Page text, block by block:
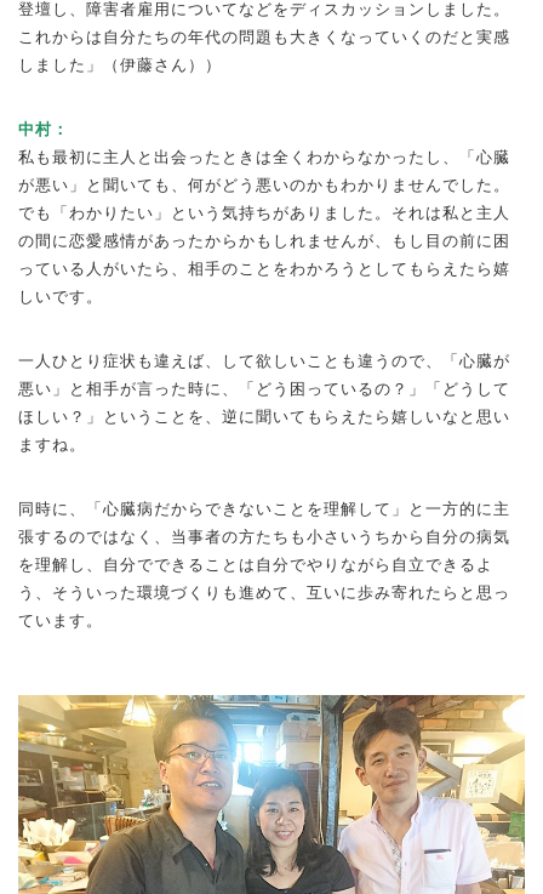
登壇し、障害者雇用についてなどをディスカッションしました。
これからは自分たちの年代の問題も大きくなっていくのだと実感
しました」（伊藤さん））
中村：
私も最初に主人と出会ったときは全くわからなかったし、「心臓
が悪い」と聞いても、何がどう悪いのかもわかりませんでした。
でも「わかりたい」という気持ちがありました。それは私と主人
の間に恋愛感情があったからかもしれませんが、もし目の前に困
っている人がいたら、相手のことをわかろうとしてもらえたら嬉
しいです。
一人ひとり症状も違えば、して欲しいことも違うので、「心臓が
悪い」と相手が言った時に、「どう困っているの？」「どうして
ほしい？」ということを、逆に聞いてもらえたら嬉しいなと思い
ますね。
同時に、「心臓病だからできないことを理解して」と一方的に主
張するのではなく、当事者の方たちも小さいうちから自分の病気
を理解し、自分でできることは自分でやりながら自立できるよ
う、そういった環境づくりも進めて、互いに歩み寄れたらと思っ
ています。